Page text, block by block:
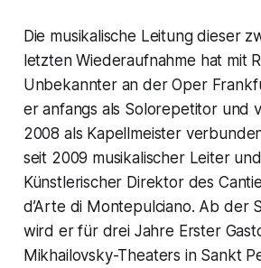
Die musikalische Leitung dieser
letzten Wiederaufnahme hat mit
Unbekannter an der Oper
er anfangs als Solorepetitor und
2008 als Kapellmeister
seit 2009 musikalischer Leiter
Künstlerischer Direktor des
d’Arte di Montepulciano. Ab der
wird er für drei Jahre Erster
Mikhailovsky-Theaters in Sankt